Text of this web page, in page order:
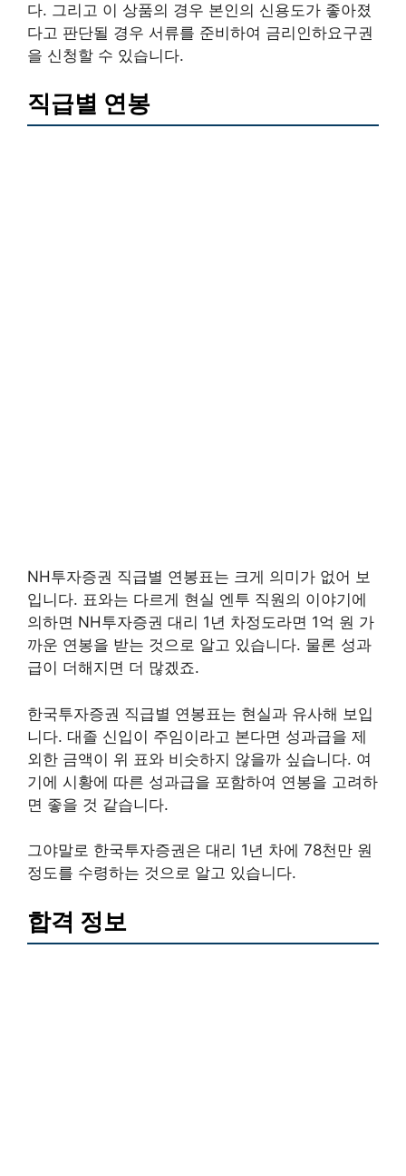
다. 그리고 이 상품의 경우 본인의 신용도가 좋아졌
다고 판단될 경우 서류를 준비하여 금리인하요구권
을 신청할 수 있습니다.
직급별 연봉
NH투자증권 직급별 연봉표는 크게 의미가 없어 보
입니다. 표와는 다르게 현실 엔투 직원의 이야기에
의하면 NH투자증권 대리 1년 차정도라면 1억 원 가
까운 연봉을 받는 것으로 알고 있습니다. 물론 성과
급이 더해지면 더 많겠죠.
한국투자증권 직급별 연봉표는 현실과 유사해 보입
니다. 대졸 신입이 주임이라고 본다면 성과급을 제
외한 금액이 위 표와 비슷하지 않을까 싶습니다. 여
기에 시황에 따른 성과급을 포함하여 연봉을 고려하
면 좋을 것 같습니다.
그야말로 한국투자증권은 대리 1년 차에 78천만 원
정도를 수령하는 것으로 알고 있습니다.
합격 정보